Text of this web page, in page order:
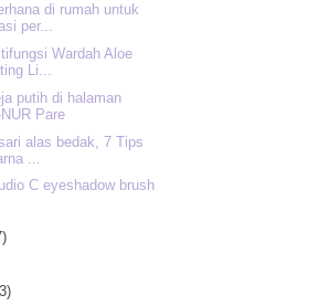
di rumah untuk
per...
Wardah Aloe
Li...
putih di halaman
Pare
alas bedak, 7 Tips
...
C eyeshadow brush